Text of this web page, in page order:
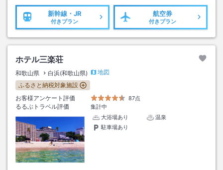
新幹線・JR
付きプラン
航空券
付きプラン
ホテル三楽荘
和歌山県 白浜(和歌山県)
地図
ふるさと納税対象施設
お客様アンケート評価
87点
るるぶトラベル評価
集計中
大浴場あり
温泉
駐車場あり